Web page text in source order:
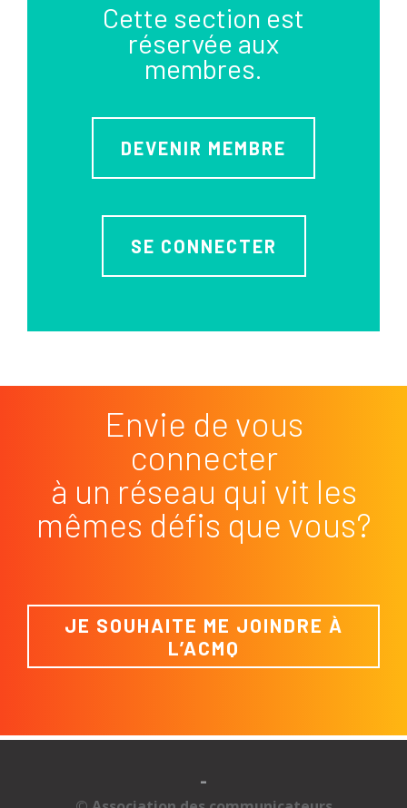
Cette section est
réservée aux
membres.
DEVENIR MEMBRE
SE CONNECTER
Envie de vous
connecter
à un réseau qui vit les
mêmes défis que vous?
JE SOUHAITE ME JOINDRE À
L’ACMQ
-